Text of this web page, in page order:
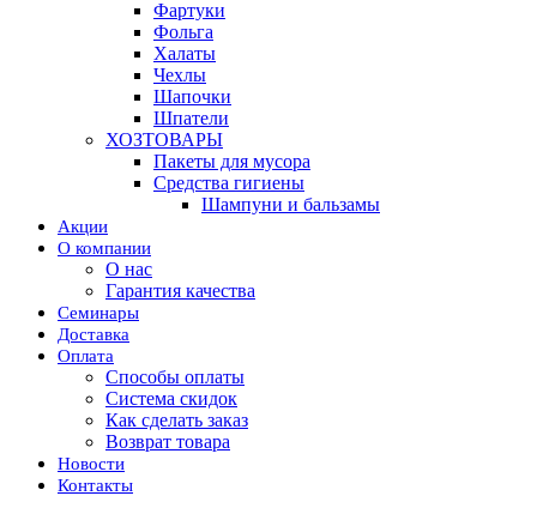
Фартуки
Фольга
Халаты
Чехлы
Шапочки
Шпатели
ХОЗТОВАРЫ
Пакеты для мусора
Средства гигиены
Шампуни и бальзамы
Акции
О компании
О нас
Гарантия качества
Семинары
Доставка
Оплата
Способы оплаты
Система скидок
Как сделать заказ
Возврат товара
Новости
Контакты